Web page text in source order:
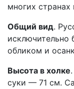
многих странах
Общий вид.
исключительно
обликом и
Высота в холке
суки — 71 см.